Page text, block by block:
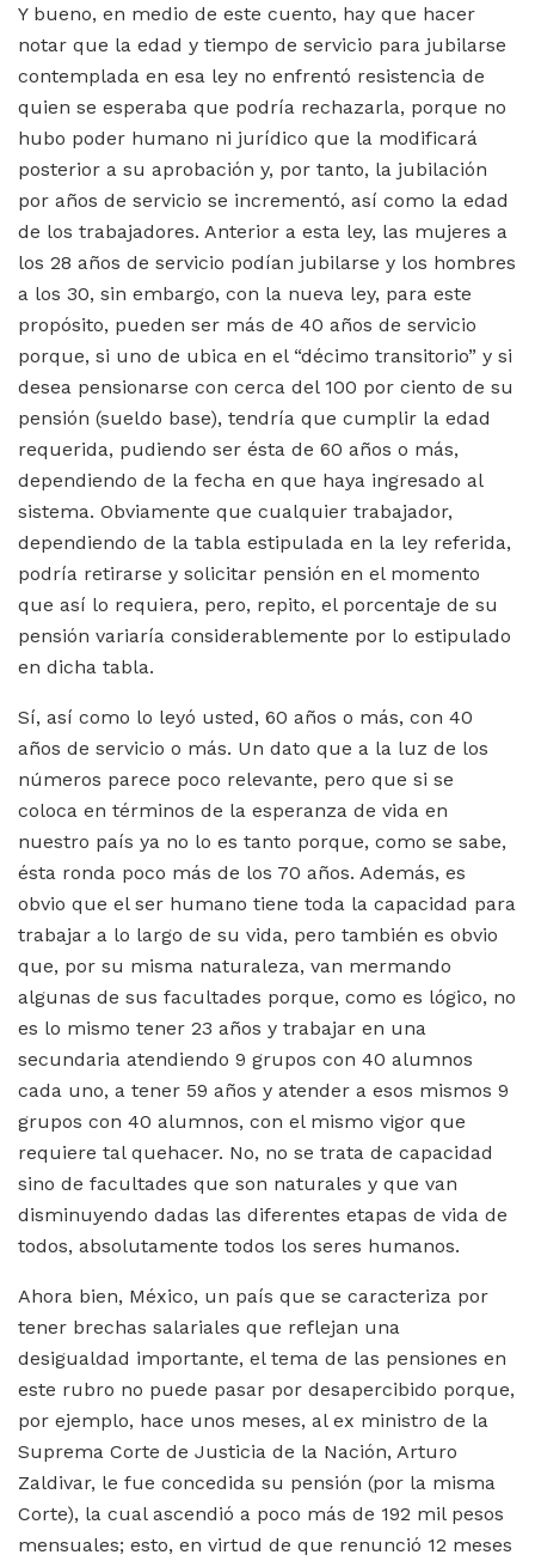
Y bueno, en medio de este cuento, hay que hacer
notar que la edad y tiempo de servicio para jubilarse
contemplada en esa ley no enfrentó resistencia de
quien se esperaba que podría rechazarla, porque no
hubo poder humano ni jurídico que la modificará
posterior a su aprobación y, por tanto, la jubilación
por años de servicio se incrementó, así como la edad
de los trabajadores. Anterior a esta ley, las mujeres a
los 28 años de servicio podían jubilarse y los hombres
a los 30, sin embargo, con la nueva ley, para este
propósito, pueden ser más de 40 años de servicio
porque, si uno de ubica en el “décimo transitorio” y si
desea pensionarse con cerca del 100 por ciento de su
pensión (sueldo base), tendría que cumplir la edad
requerida, pudiendo ser ésta de 60 años o más,
dependiendo de la fecha en que haya ingresado al
sistema. Obviamente que cualquier trabajador,
dependiendo de la tabla estipulada en la ley referida,
podría retirarse y solicitar pensión en el momento
que así lo requiera, pero, repito, el porcentaje de su
pensión variaría considerablemente por lo estipulado
en dicha tabla.
Sí, así como lo leyó usted, 60 años o más, con 40
años de servicio o más. Un dato que a la luz de los
números parece poco relevante, pero que si se
coloca en términos de la esperanza de vida en
nuestro país ya no lo es tanto porque, como se sabe,
ésta ronda poco más de los 70 años. Además, es
obvio que el ser humano tiene toda la capacidad para
trabajar a lo largo de su vida, pero también es obvio
que, por su misma naturaleza, van mermando
algunas de sus facultades porque, como es lógico, no
es lo mismo tener 23 años y trabajar en una
secundaria atendiendo 9 grupos con 40 alumnos
cada uno, a tener 59 años y atender a esos mismos 9
grupos con 40 alumnos, con el mismo vigor que
requiere tal quehacer. No, no se trata de capacidad
sino de facultades que son naturales y que van
disminuyendo dadas las diferentes etapas de vida de
todos, absolutamente todos los seres humanos.
Ahora bien, México, un país que se caracteriza por
tener brechas salariales que reflejan una
desigualdad importante, el tema de las pensiones en
este rubro no puede pasar por desapercibido porque,
por ejemplo, hace unos meses, al ex ministro de la
Suprema Corte de Justicia de la Nación, Arturo
Zaldivar, le fue concedida su pensión (por la misma
Corte), la cual ascendió a poco más de 192 mil pesos
mensuales; esto, en virtud de que renunció 12 meses